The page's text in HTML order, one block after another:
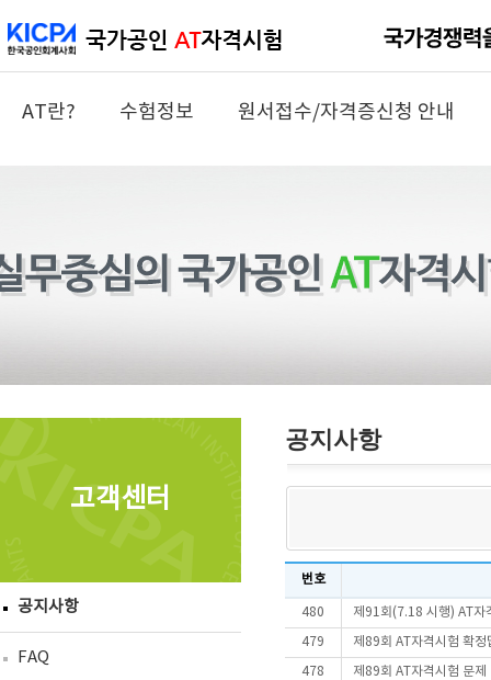
AT란? 수험정보 원서접수/자격증신청 안내
고객센터
공지사항
FAQ
공지사항
번호
480 제91회(7.18 시행) AT자
479 제89회 AT자격시험 확정
478 제89회 AT자격시험 문